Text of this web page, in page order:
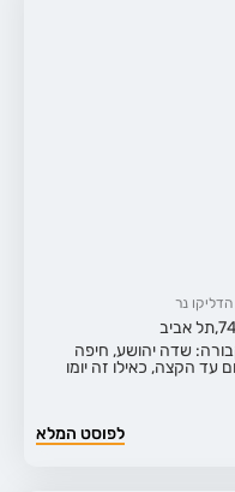
הדליקו נר
74,תל אביב
שדה יהושע, חיפה
עד הקצה, כאילו זה יומו
לפוסט המלא